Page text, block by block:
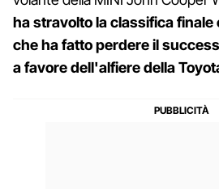
ha stravolto la classifica finale
che ha fatto perdere il
a favore dell'alfiere della